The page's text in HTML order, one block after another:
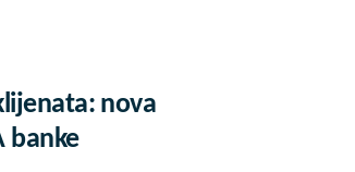
nova
banke